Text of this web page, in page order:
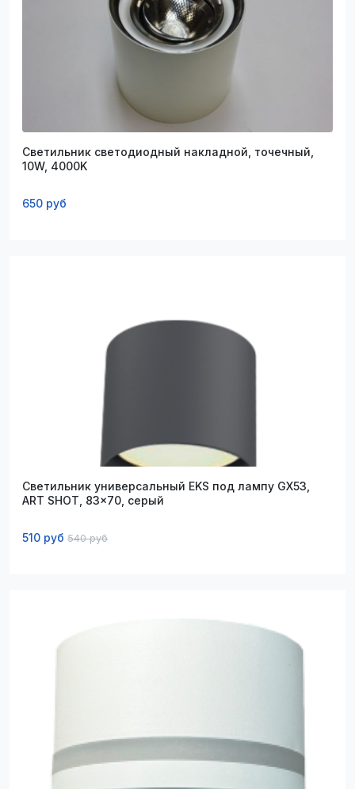
Светильник светодиодный накладной, точечный,
10W, 4000K
650 руб
Светильник универсальный EKS под лампу GX53,
ART SHOT, 83x70, серый
510 руб 540 руб